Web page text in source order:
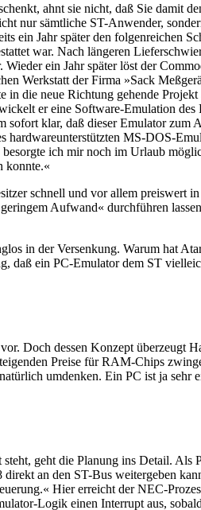
ahnt sie nicht, daß Sie damit
nur sämtliche ST-Anwender,
ein Jahr später den folgenreichen
war. Nach längeren
ein Jahr später löst der
Werkstatt der Firma »Sack
die neue Richtung gehende
er eine Software-Emulation
klar, daß dieser Emulator zum
hardwareunterstützten MS-DOS-
ich mir noch im Urlaub
konnte.«
schnell und vor allem preiswert
Aufwand« durchführen
in der Versenkung. Warum hat
daß ein PC-Emulator dem ST
Doch dessen Konzept überzeugt
Preise für RAM-Chips
umdenken. Ein PC ist ja sehr
geht die Planung ins Detail.
an den ST-Bus weitergeben
Hier erreicht der NEC-
Logik einen Interrupt aus,